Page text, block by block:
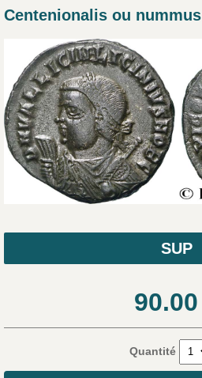
Centenionalis ou nummus
SUP
90.00
Quantité